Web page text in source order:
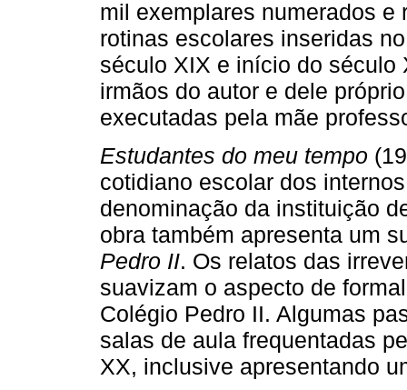
mil exemplares numerados e
rotinas escolares inseridas
século XIX e início do século
irmãos do autor e dele
executadas pela mãe
Estudantes do meu tempo
cotidiano escolar dos
denominação da instituição
obra também apresenta um
Pedro II. Os relatos das
suavizam o aspecto de
Colégio Pedro II. Algumas
salas de aula frequentadas
XX, inclusive apresentando